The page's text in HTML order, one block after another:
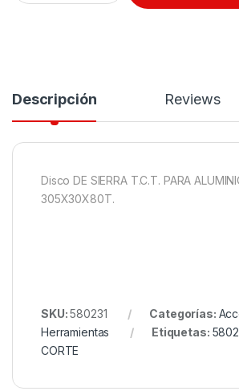
Descripción Reviews
Disco DE SIERRA T.C.T. PARA
305X30X80T.
SKU:580231 Categorías:
Herramientas
Etiquetas:
CORTE